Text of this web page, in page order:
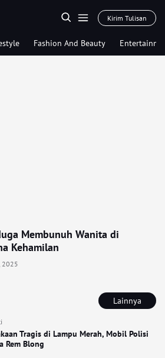
Kirim Tulisan
Fashion And Beauty
Lainnya
Tragis di Lampu Merah, Mobil Polisi
Rem Blong
Membunuh Wanita di
Kehamilan
2025